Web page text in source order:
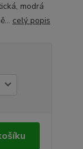
modrá
celý popis